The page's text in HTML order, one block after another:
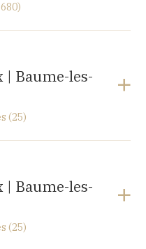
| Baume-les-
(25)
Croix,
BAUME-LES-
| Baume-les-
(25)